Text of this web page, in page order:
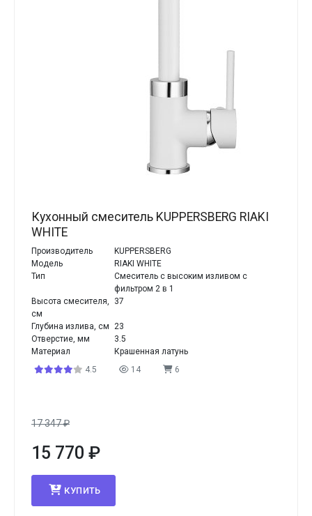
Кухонный смеситель KUPPERSBERG RIAKI
WHITE
Производитель
KUPPERSBERG
Модель
RIAKI WHITE
Тип
Смеситель с высоким изливом с
фильтром 2 в 1
Высота смесителя,
см
37
Глубина излива, см 23
Отверстие, мм
3.5
Материал
Крашенная латунь
4.5
14 6
17 347₽
15 770 ₽
КУПИТЬ